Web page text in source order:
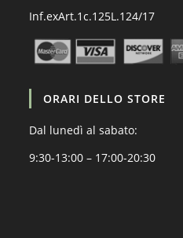
Inf.exArt.1c.125L.124/17
ORARI DELLO STORE
Dal lunedì al sabato:
9:30-13:00 – 17:00-20:30